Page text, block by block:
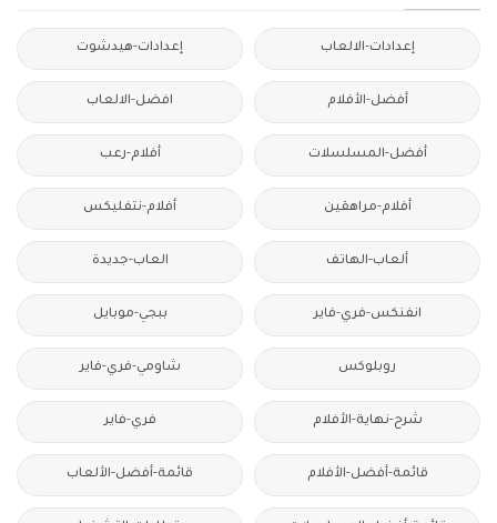
إعدادات-الالعاب إعدادات-هيدشوت
أفضل-الأفلام افضل-الالعاب
أفضل-المسلسلات أفلام-رعب
أفلام-مراهقين أفلام-نتفليكس
ألعاب-الهاتف العاب-جديدة
انفنكس-فري-فاير ببجي-موبايل
روبلوكس شاومي-فري-فاير
شرح-نهاية-الأفلام فري-فاير
قائمة-أفضل-الأفلام قائمة-أفضل-الألعاب